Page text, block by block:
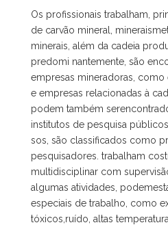
Os profissionais trabalham,
de carvão mineral,
minerais, além da cadeia
predomi nantemente, são
empresas mineradoras,
e empresas relacionadas à
podem também
institutos de pesquisa
sos, são classificados como
pesquisadores. trabalham
multidisciplinar com
algumas atividades,
especiais de trabalho, como
tóxicos,ruído, altas